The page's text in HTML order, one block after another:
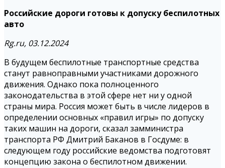
Российские дороги готовы к допуску беспилотных
авто
Rg.ru, 03.12.2024
В будущем беспилотные транспортные средства
станут равноправными участниками дорожного
движения. Однако пока полноценного
законодательства в этой сфере нет ни у одной
страны мира. Россия может быть в числе лидеров в
определении основных «правил игры» по допуску
таких машин на дороги, сказал замминистра
транспорта РФ Дмитрий Баканов в Госдуме: в
следующем году российские ведомства подготовят
концепцию закона о беспилотном движении.